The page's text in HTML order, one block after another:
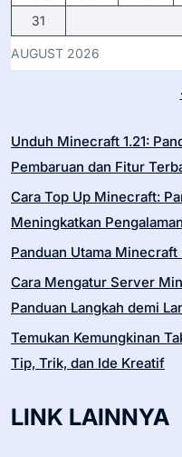
AUGUST 2026
31
Unduh Minecraft 1.21:
Pembaruan dan Fitur
Cara Top Up Minecraft:
Meningkatkan
Panduan Utama
Cara Mengatur Server
Panduan Langkah demi
Temukan Kemungkinan
Tip, Trik, dan Ide Kreatif
LINK LAINNYA